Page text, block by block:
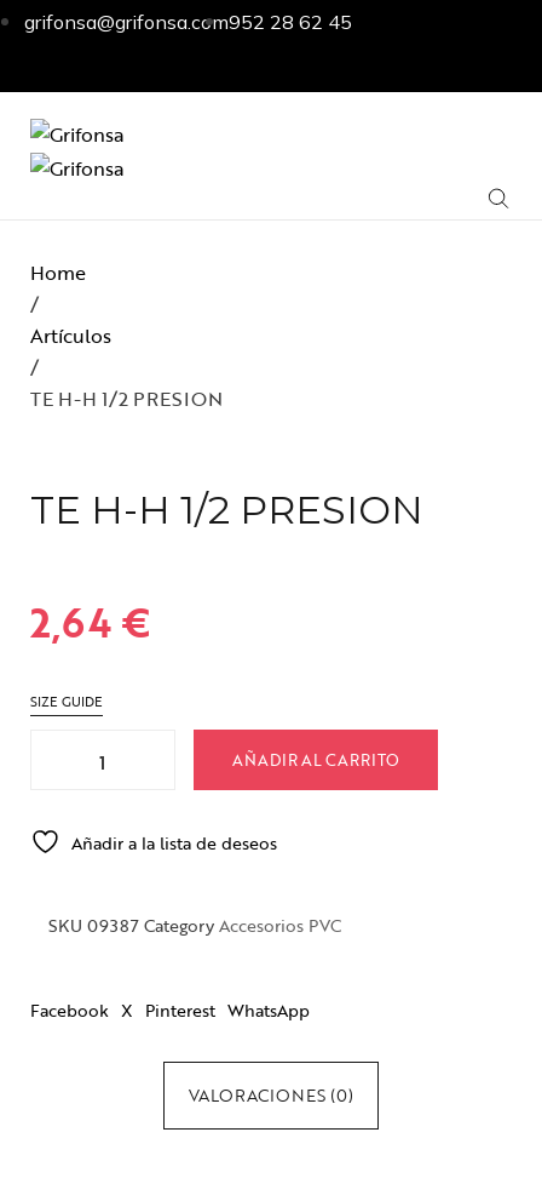
grifonsa@grifonsa.com952 28 62 45
Home
/
Artículos
/
TE H-H 1/2 PRESION
TE H-H 1/2 PRESION
2,64€
SIZE GUIDE
AÑADIR AL CARRITO
Añadir a la lista de deseos
SKU 09387CategoryAccesorios PVC
Facebook X Pinterest WhatsApp
VALORACIONES (0)